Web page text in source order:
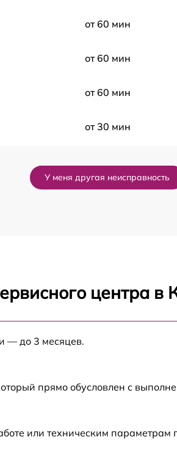
от 60 мин
от 60 мин
от 60 мин
от 30 мин
от 60 мин
от 30 мин
У меня другая неисправность
центра в
— до 3 месяцев.
прямо обусловлен с
или техническим параметрам